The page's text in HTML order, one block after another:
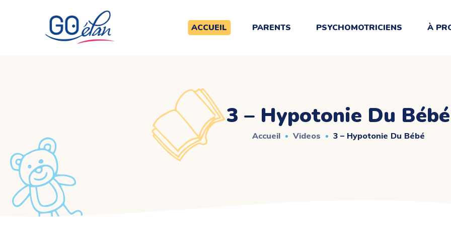
ACCUEIL PARENTS PSYCHOMOTRICIENS À
3 – Hypotonie Du Bébé
Accueil Videos 3 – Hypotonie Du Bébé